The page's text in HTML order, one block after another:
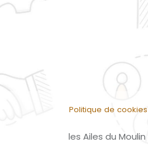
Politique de cookies
les Ailes du